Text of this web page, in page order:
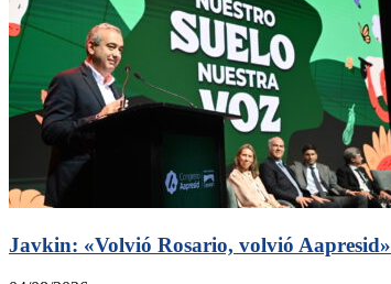
Javkin: «Volvió Rosario, volvió Aapresid»